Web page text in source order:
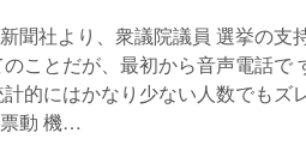
聞社より、衆議院議員 選挙の支
ことだが、最初から音声電話で
的にはかなり少ない人数でもズ
動 機…